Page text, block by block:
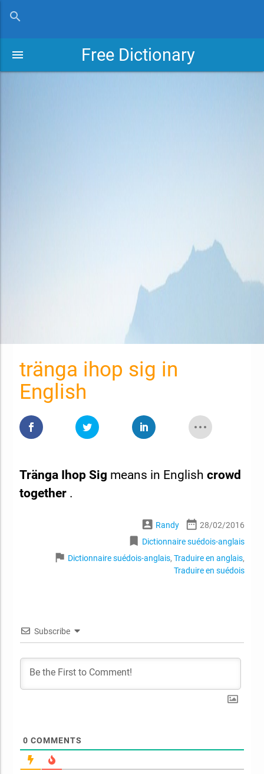
search
Free Dictionary
menu
tränga ihop sig in
English
Tränga Ihop Sig means in English crowd
together .
account_box Randy date_range 28/02/2016
bookmark Dictionnaire suédois-anglais
flag Dictionnaire suédois-anglais,Traduire en anglais,
Traduire en suédois
Subscribe
0 COMMENTS